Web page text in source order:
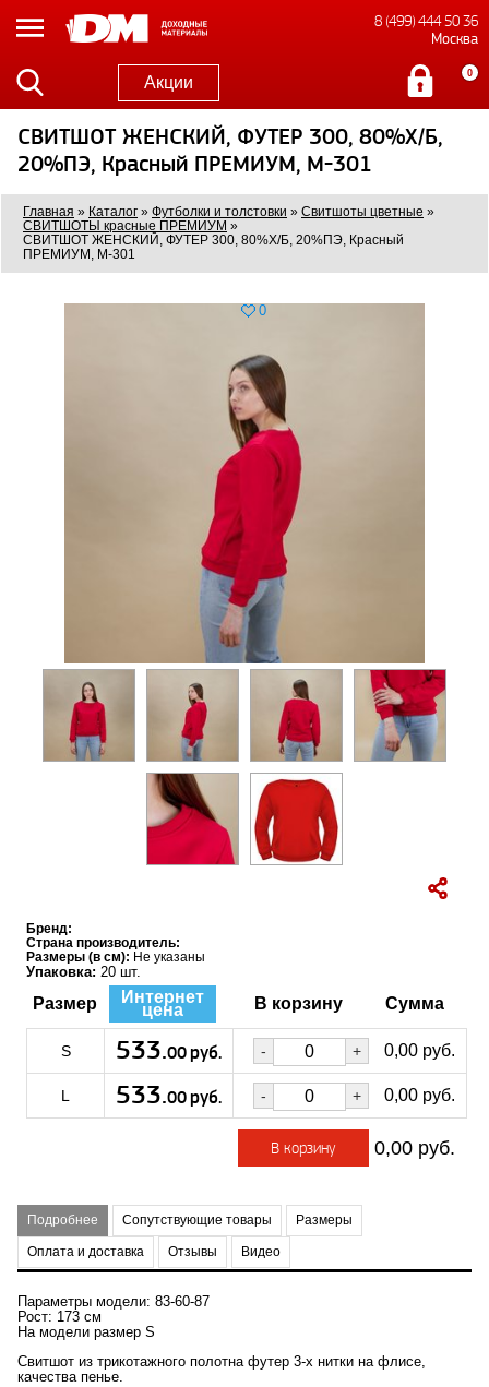
8 (499) 444 50 36
Москва
Акции 0
СВИТШОТ ЖЕНСКИЙ, ФУТЕР 300, 80%Х/Б,
20%ПЭ, Красный ПРЕМИУМ, M-301
Главная » Каталог » Футболки и толстовки » Свитшоты цветные »
СВИТШОТЫ красные ПРЕМИУМ »
СВИТШОТ ЖЕНСКИЙ, ФУТЕР 300, 80%Х/Б, 20%ПЭ, Красный
ПРЕМИУМ, M-301
0
Бренд:
Страна производитель:
Размеры (в см): Не указаны
Упаковка: 20 шт.
Размер Интернет
цена В корзину Сумма
S 533.00руб. 0,00
L 533.00руб. 0,00
В корзину 0,00
Подробнее Сопутствующие товары Размеры
Оплата и доставка Отзывы Видео
Параметры модели: 83-60-87
Рост: 173 см
На модели размер S
Свитшот из трикотажного полотна футер 3-х нитки на флисе,
качества пенье.